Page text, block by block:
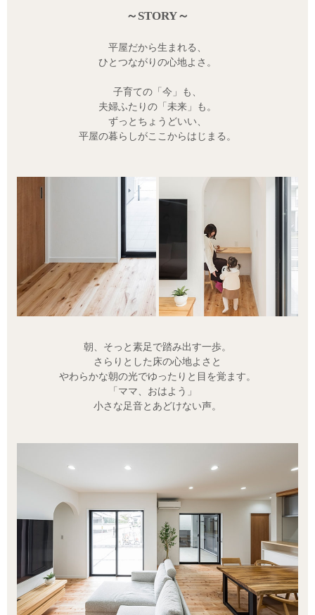
～STORY～
平屋だから生まれる、
ひとつながりの心地よさ。
子育ての「今」も、
夫婦ふたりの「未来」も。
ずっとちょうどいい、
平屋の暮らしがここからはじまる。
朝、そっと素足で踏み出す一歩。
さらりとした床の心地よさと
やわらかな朝の光でゆったりと目を覚ます。
「ママ、おはよう」
小さな足音とあどけない声。